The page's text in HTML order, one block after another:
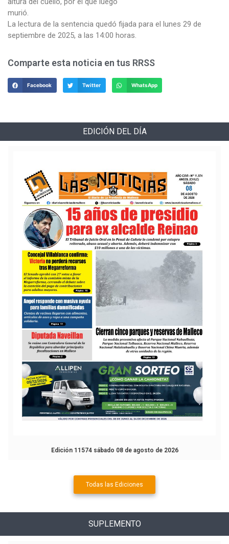
murió.
La lectura de la sentencia quedó fijada para el lunes 29 de
septiembre de 2025, a las 14:00 horas.
Comparte esta noticia en tus RRSS
Facebook Twitter WhatsApp
EDICIÓN DEL DÍA
Edición 11574 sábado 08 de agosto de 2026
Todas las Ediciones
SUPLEMENTO